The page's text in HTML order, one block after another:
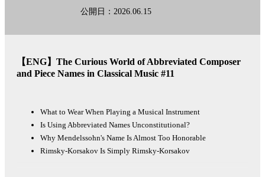
に多少の差が生じることを予めご了承下さい。
other-language conversion tool "Lingueene! "Please note that there may
Seeomnystudio.com/listener for privacy information.
公開日：2026.06.15
【ENG】The Curious World of Abbreviated Composer
and Piece Names in Classical Music #11
What to Wear When Playing a Musical Instrument
Is Using Abbreviated Names Unconstitutional?
Why Mendelssohn's Name Is Almost Too Honorable
Rimsky-Korsakov Is Simply Rimsky-Korsakov